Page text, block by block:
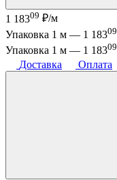
1 18309 ₽/м
Упаковка 1 м — 1 18309
Упаковка 1 м — 1 18309
Доставка
Оплата